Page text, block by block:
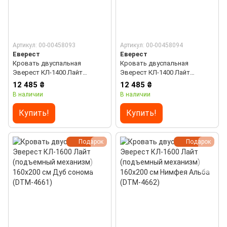
Артикул: 00-00458093
Еверест
Кровать двуспальная
Эверест КЛ-1400 Лайт
(подъемный механизм)
140х200 см Дуб сонома (DTM-
12 485 ₴
В наличии
Купить!
Артикул: 00-00458094
Еверест
Кровать двуспальная
Эверест КЛ-1400 Лайт
(подъемный механизм)
140х200 см Нимфея Альба
12 485 ₴
В наличии
Купить!
Подарок Подарок